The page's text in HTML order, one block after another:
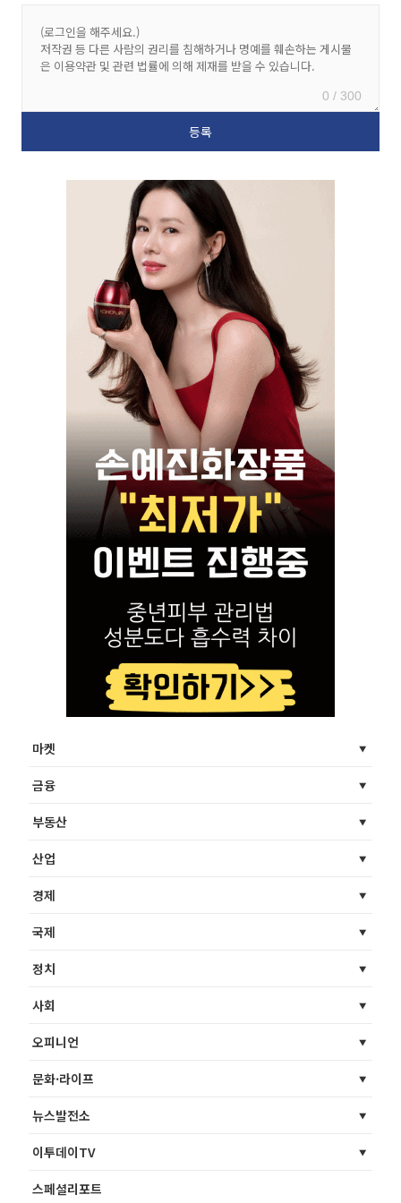
0 / 300
마켓
금융
부동산
산업
경제
국제
정치
사회
오피니언
문화·라이프
뉴스발전소
이투데이TV
스페셜리포트